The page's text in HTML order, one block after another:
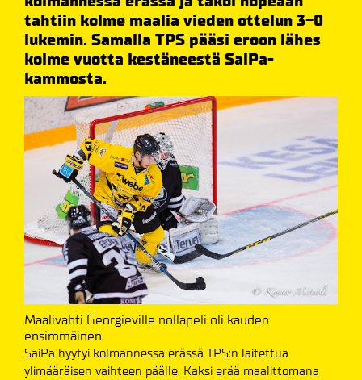
tahtiin kolme maalia vieden ottelun 3-0
lukemin. Samalla TPS pääsi eroon lähes
kolme vuotta kestäneestä SaiPa-
kammosta.
Maalivahti Georgieville nollapeli oli kauden
ensimmäinen.
SaiPa hyytyi kolmannessa erässä TPS:n laitettua
ylimääräisen vaihteen päälle. Kaksi erää maalittomana